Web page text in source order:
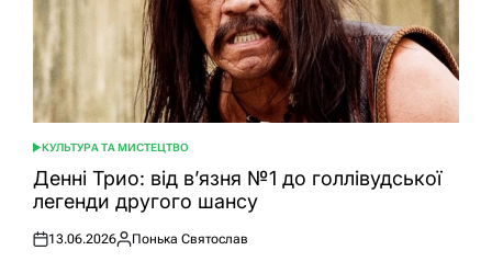
ОПУБЛІКУВАТИ
У
КУЛЬТУРА ТА МИСТЕЦТВО
Денні Трио: від в’язня №1 до голлівудської
легенди другого шансу
Оприлюднено
13.06.2026
Опубліковано
Понька Святослав